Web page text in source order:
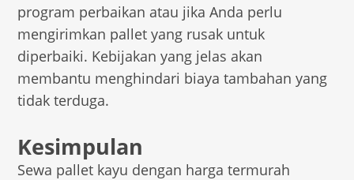
program perbaikan atau jika Anda perlu
mengirimkan pallet yang rusak untuk
diperbaiki. Kebijakan yang jelas akan
membantu menghindari biaya tambahan yang
tidak terduga.
Kesimpulan
Sewa pallet kayu dengan harga termurah